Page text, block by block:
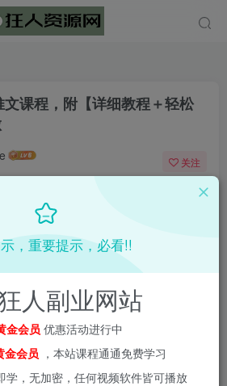
课程，附【详细教程＋轻松
关注
，重要提示，必看!!
人副业网站
金会员 优惠活动进行中
金会员 ，本站课程通通免费学习
学，无加密，任何视频软件皆可播放